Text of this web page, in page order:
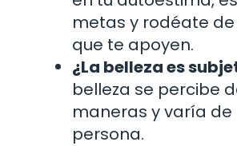
metas y rodéate
que te apoyen.
¿La belleza es
belleza se percibe
maneras y varía
persona.